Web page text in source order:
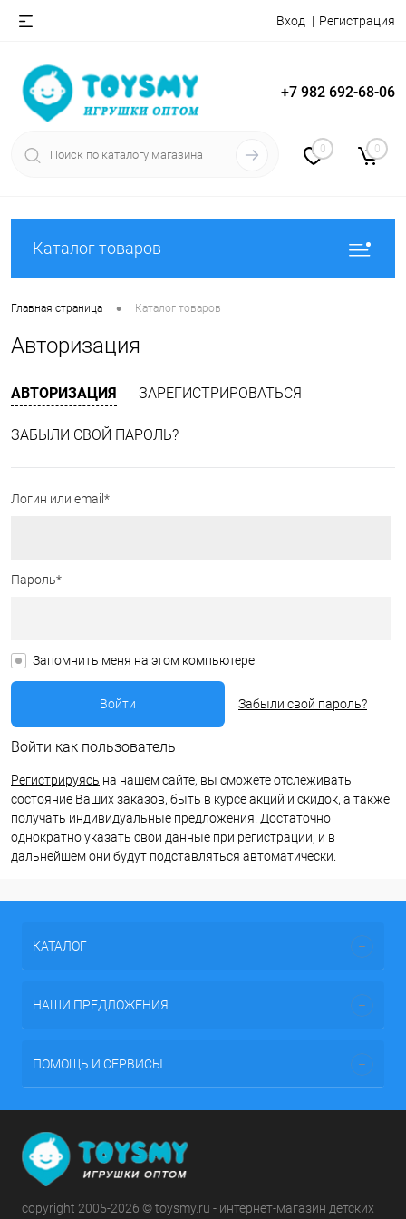
Вход Регистрация
+7 982 692-68-06
0 0
Каталог товаров
Главная страница • Каталог товаров
Авторизация
АВТОРИЗАЦИЯ ЗАРЕГИСТРИРОВАТЬСЯ
ЗАБЫЛИ СВОЙ ПАРОЛЬ?
Логин или email*
Пароль*
Запомнить меня на этом компьютере
Забыли свой пароль?
Войти как пользователь
Регистрируясь на нашем сайте, вы сможете отслеживать
состояние Ваших заказов, быть в курсе акций и скидок, а также
получать индивидуальные предложения. Достаточно
однократно указать свои данные при регистрации, и в
дальнейшем они будут подставляться автоматически.
КАТАЛОГ
НАШИ ПРЕДЛОЖЕНИЯ
ПОМОЩЬ И СЕРВИСЫ
copyright 2005-2026 © toysmy.ru - интернет-магазин детских